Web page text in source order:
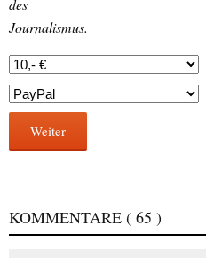
Journalismus.
Weiter
KOMMENTARE ( 65 )